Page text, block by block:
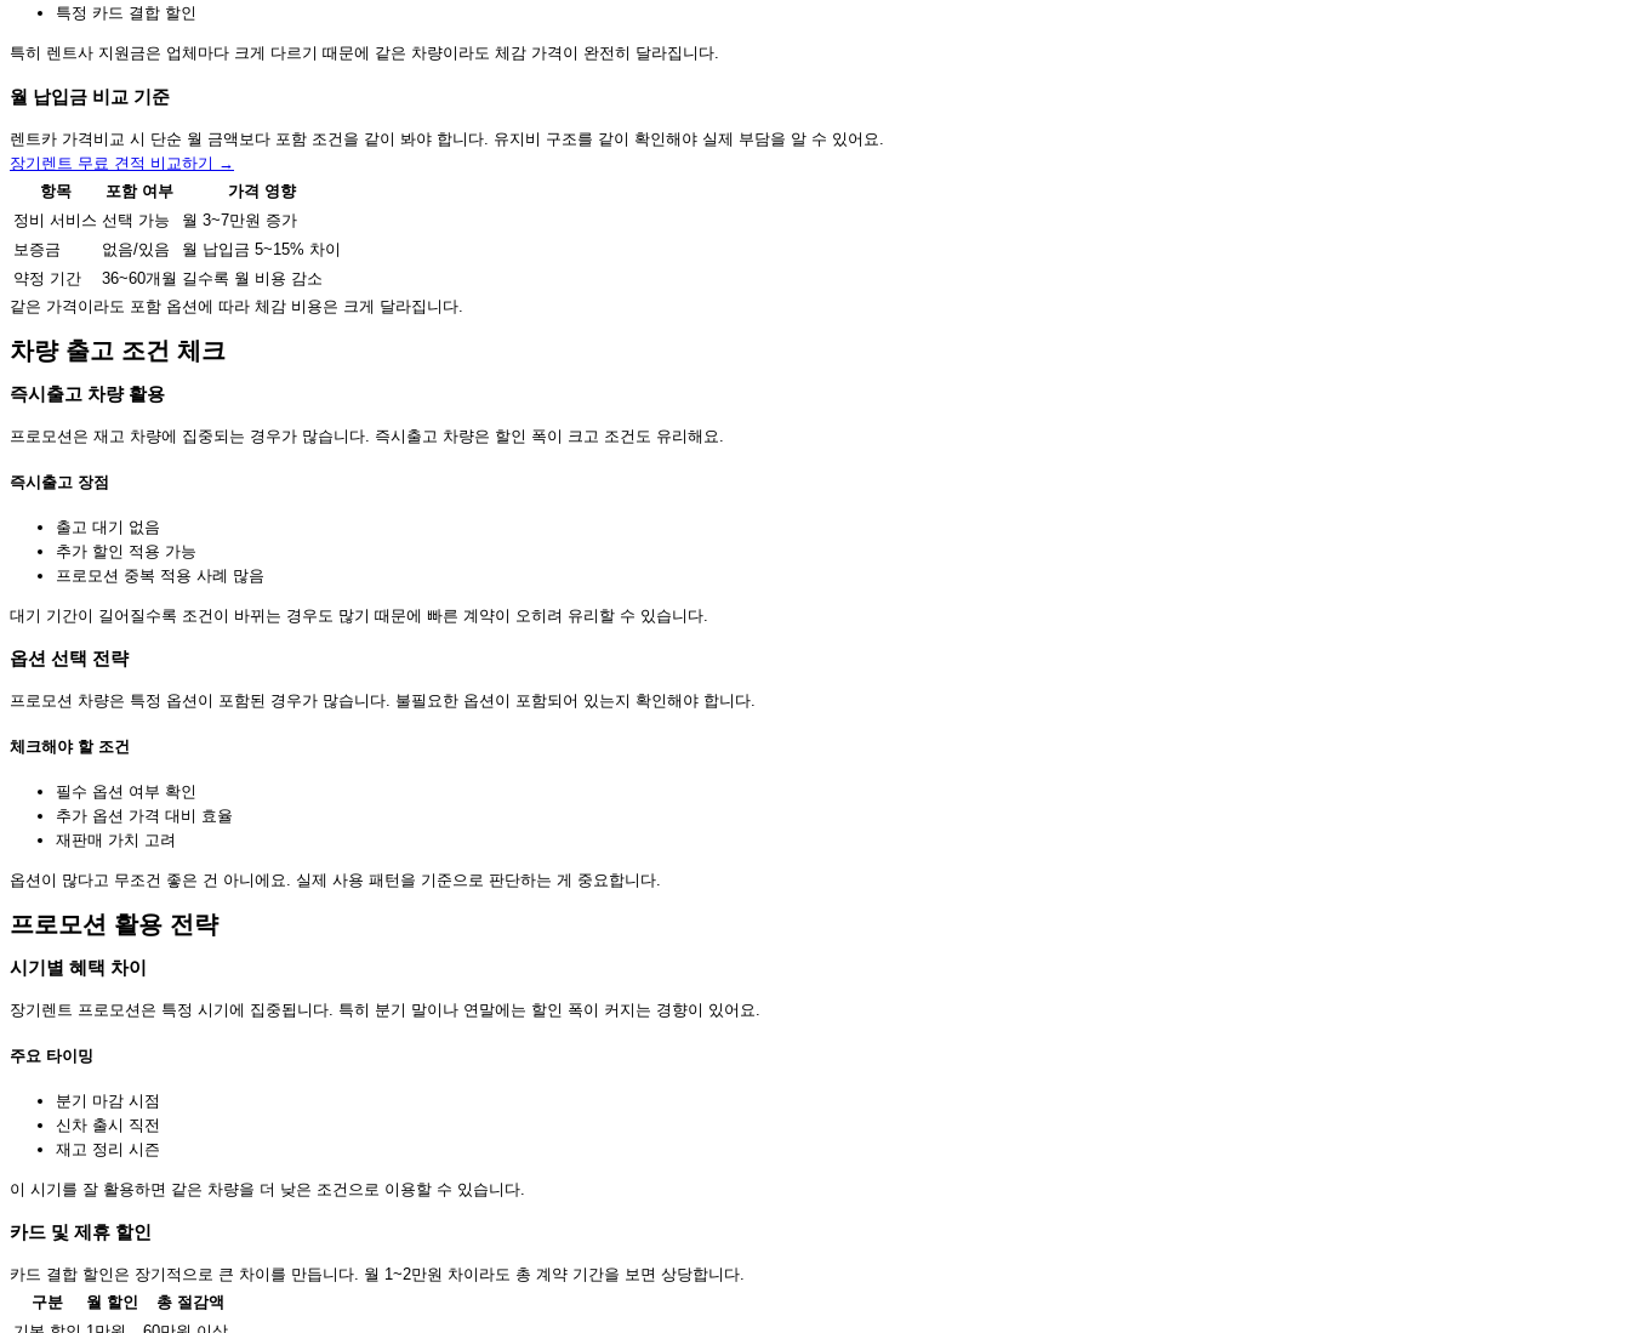
특정 카드 결합 할인
특히 렌트사 지원금은 업체마다 크게 다르기 때문에 같은 차량이라도 체감 가격이 완전히 달라집니다.
월 납입금 비교 기준
렌트카 가격비교 시 단순 월 금액보다 포함 조건을 같이 봐야 합니다. 유지비 구조를 같이 확인해야 실제 부담을 알 수 있어요.
장기렌트 무료 견적 비교하기 →
항목
포함 여부
가격 영향
정비 서비스 선택 가능
월 3~7만원 증가
보증금
없음/있음
월 납입금 5~15% 차이
약정 기간
36~60개월 길수록 월 비용 감소
같은 가격이라도 포함 옵션에 따라 체감 비용은 크게 달라집니다.
차량 출고 조건 체크
즉시출고 차량 활용
프로모션은 재고 차량에 집중되는 경우가 많습니다. 즉시출고 차량은 할인 폭이 크고 조건도 유리해요.
즉시출고 장점
출고 대기 없음
추가 할인 적용 가능
프로모션 중복 적용 사례 많음
대기 기간이 길어질수록 조건이 바뀌는 경우도 많기 때문에 빠른 계약이 오히려 유리할 수 있습니다.
옵션 선택 전략
프로모션 차량은 특정 옵션이 포함된 경우가 많습니다. 불필요한 옵션이 포함되어 있는지 확인해야 합니다.
체크해야 할 조건
필수 옵션 여부 확인
추가 옵션 가격 대비 효율
재판매 가치 고려
옵션이 많다고 무조건 좋은 건 아니에요. 실제 사용 패턴을 기준으로 판단하는 게 중요합니다.
프로모션 활용 전략
시기별 혜택 차이
장기렌트 프로모션은 특정 시기에 집중됩니다. 특히 분기 말이나 연말에는 할인 폭이 커지는 경향이 있어요.
주요 타이밍
분기 마감 시점
신차 출시 직전
재고 정리 시즌
이 시기를 잘 활용하면 같은 차량을 더 낮은 조건으로 이용할 수 있습니다.
카드 및 제휴 할인
카드 결합 할인은 장기적으로 큰 차이를 만듭니다. 월 1~2만원 차이라도 총 계약 기간을 보면 상당합니다.
구분
월 할인
총 절감액